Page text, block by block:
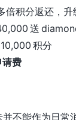
倍积分返还，
送
积分
费
不能作为日常